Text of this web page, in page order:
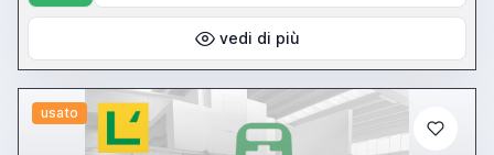
vedi di più
usato